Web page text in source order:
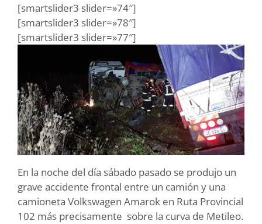
[smartslider3 slider=»74″]
[smartslider3 slider=»78″]
[smartslider3 slider=»77″]
En la noche del día sábado pasado se produjo un
grave accidente frontal entre un camión y una
camioneta Volkswagen Amarok en Ruta Provincial
102 más precisamente sobre la curva de Metileo.